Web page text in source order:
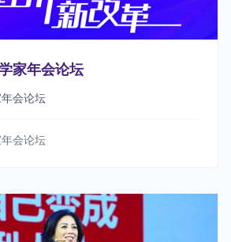
家年会论坛
会论坛
会论坛